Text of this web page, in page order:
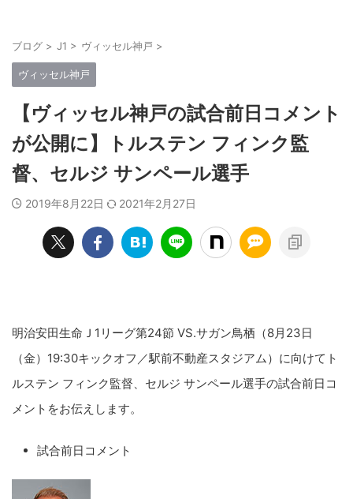
ブログ > J1 > ヴィッセル神戸 >
ヴィッセル神戸
【ヴィッセル神戸の試合前日コメント
が公開に】トルステン フィンク監
督、セルジ サンペール選手
2019年8月22日 2021年2月27日
明治安田生命Ｊ1リーグ第24節 VS.サガン鳥栖（8月23日
（金）19:30キックオフ／駅前不動産スタジアム）に向けてト
ルステン フィンク監督、セルジ サンペール選手の試合前日コ
メントをお伝えします。
試合前日コメント